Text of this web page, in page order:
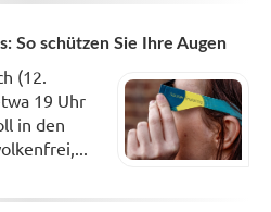
So schützen Sie Ihre Augen
(12.
19 Uhr
in den